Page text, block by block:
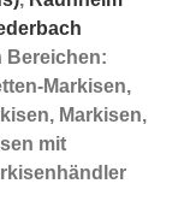
Bereichen:
Markisen,
Markisen,
mit